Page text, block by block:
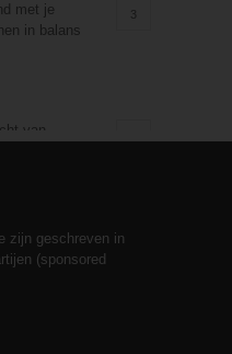
met je
in balans
3
van
en
zijn geschreven in
(sponsored